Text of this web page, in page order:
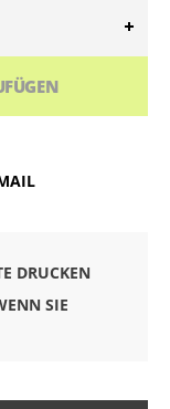
DRUCKEN
SIE